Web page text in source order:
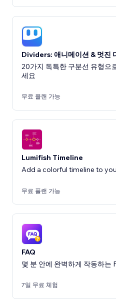
Dividers: 애니메이션 & 멋진
20가지 독특한 구분선 유형으
세요
무료 플랜 가능
Lumifish Timeline
Add a colorful timeline to
무료 플랜 가능
FAQ
몇 분 안에 완벽하게 작동하는
7일 무료 체험